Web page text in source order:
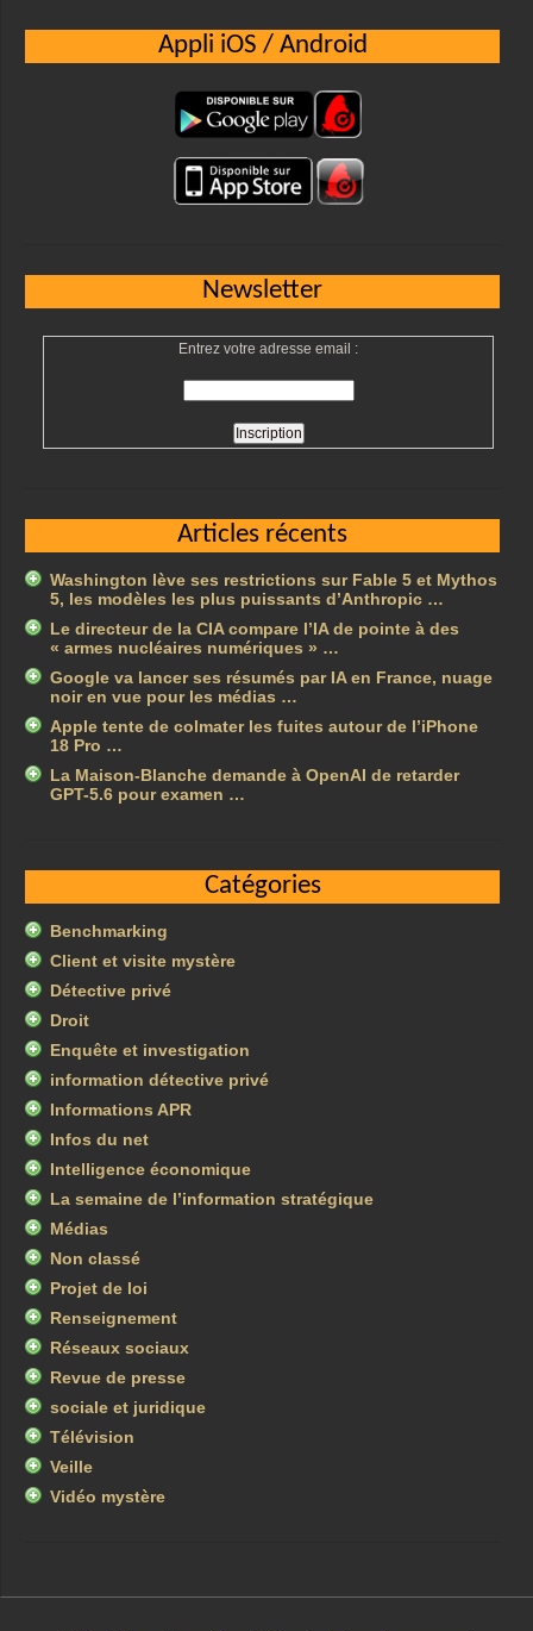
Appli iOS / Android
Newsletter
Entrez votre adresse email :
Articles récents
Washington lève ses restrictions sur Fable 5 et Mythos
5, les modèles les plus puissants d’Anthropic …
Le directeur de la CIA compare l’IA de pointe à des
« armes nucléaires numériques » …
Google va lancer ses résumés par IA en France, nuage
noir en vue pour les médias …
Apple tente de colmater les fuites autour de l’iPhone
18 Pro …
La Maison-Blanche demande à OpenAI de retarder
GPT-5.6 pour examen …
Catégories
Benchmarking
Client et visite mystère
Détective privé
Droit
Enquête et investigation
information détective privé
Informations APR
Infos du net
Intelligence économique
La semaine de l’information stratégique
Médias
Non classé
Projet de loi
Renseignement
Réseaux sociaux
Revue de presse
sociale et juridique
Télévision
Veille
Vidéo mystère